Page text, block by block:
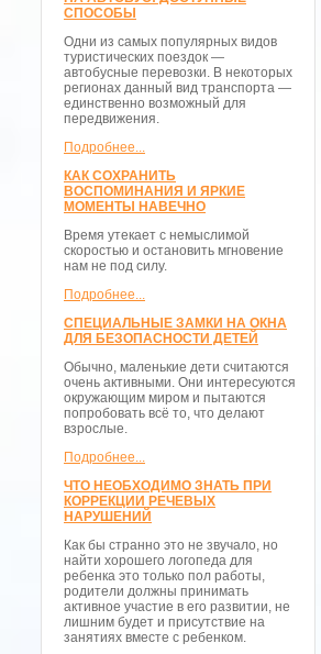
СПОСОБЫ
Одни из самых популярных видов
туристических поездок —
автобусные перевозки. В некоторых
регионах данный вид транспорта —
единственно возможный для
передвижения.
Подробнее...
КАК СОХРАНИТЬ
ВОСПОМИНАНИЯ И ЯРКИЕ
МОМЕНТЫ НАВЕЧНО
Время утекает с немыслимой
скоростью и остановить мгновение
нам не под силу.
Подробнее...
СПЕЦИАЛЬНЫЕ ЗАМКИ НА ОКНА
ДЛЯ БЕЗОПАСНОСТИ ДЕТЕЙ
Обычно, маленькие дети считаются
очень активными. Они интересуются
окружающим миром и пытаются
попробовать всё то, что делают
взрослые.
Подробнее...
ЧТО НЕОБХОДИМО ЗНАТЬ ПРИ
КОРРЕКЦИИ РЕЧЕВЫХ
НАРУШЕНИЙ
Как бы странно это не звучало, но
найти хорошего логопеда для
ребенка это только пол работы,
родители должны принимать
активное участие в его развитии, не
лишним будет и присутствие на
занятиях вместе с ребенком.